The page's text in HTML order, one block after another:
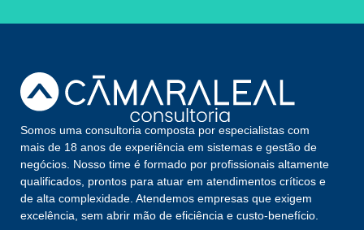
Somos uma consultoria composta por especialistas com
mais de 18 anos de experiência em sistemas e gestão de
negócios. Nosso time é formado por profissionais altamente
qualificados, prontos para atuar em atendimentos críticos e
de alta complexidade. Atendemos empresas que exigem
excelência, sem abrir mão de eficiência e custo-benefício.